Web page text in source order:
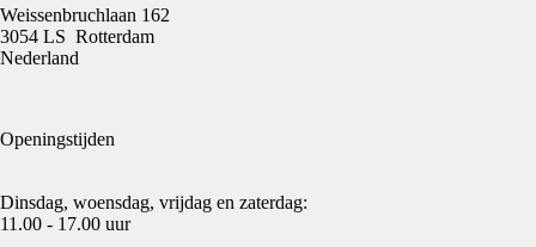
Weissenbruchlaan 162
3054 LS Rotterdam
Nederland
Openingstijden
Dinsdag, woensdag, vrijdag en zaterdag:
11.00 - 17.00 uur